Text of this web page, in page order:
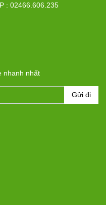
: 02466.606.235
nhanh nhất
Gửi đi